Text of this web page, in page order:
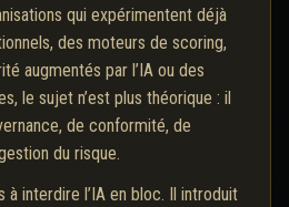
qui expérimentent déjà
des moteurs de scoring,
augmentés par l’IA ou des
le sujet n’est plus théorique : il
de conformité, de
du risque.
à interdire l’IA en bloc. Il introduit